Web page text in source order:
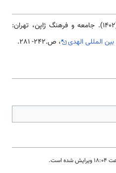
المللی الهدی
، ص.242- 281.